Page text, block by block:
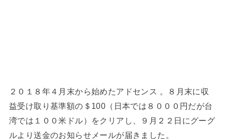
２０１８年４月末から始めたアドセンス 。８月末に収
益受け取り基準額の＄100（日本では８０００円だが台
湾では１００米ドル）をクリアし、９月２２日にグーグ
ルより送金のお知らせメールが届きました。